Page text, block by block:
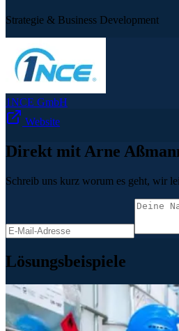
Strategie & Business Development
1NCE GmbH
Website
Direkt mit Arne
Schreib uns kurz worum es geht, wir
Lösungsbeispiele